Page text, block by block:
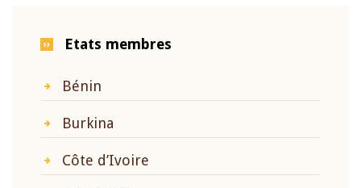
Etats membres
Bénin
Burkina
Côte d’Ivoire